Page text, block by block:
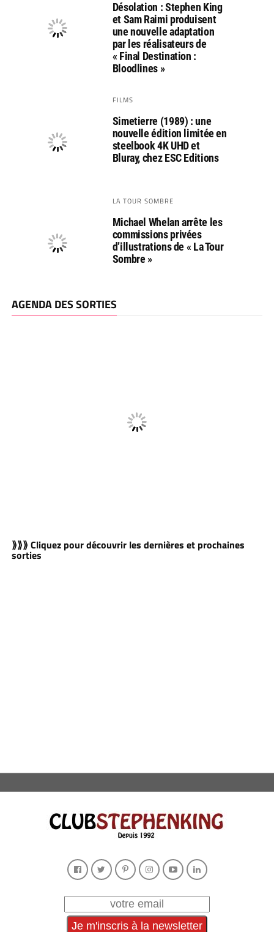
Désolation : Stephen King
et Sam Raimi produisent
une nouvelle adaptation
par les réalisateurs de
« Final Destination :
Bloodlines »
FILMS
Simetierre (1989) : une
nouvelle édition limitée en
steelbook 4K UHD et
Bluray, chez ESC Editions
LA TOUR SOMBRE
Michael Whelan arrête les
commissions privées
d’illustrations de « La Tour
Sombre »
AGENDA DES SORTIES
⟫⟫⟫ Cliquez pour découvrir les dernières et prochaines
sorties